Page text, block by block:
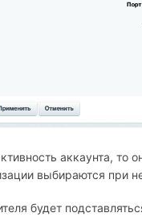
аккаунта, то
выбираются при
будет